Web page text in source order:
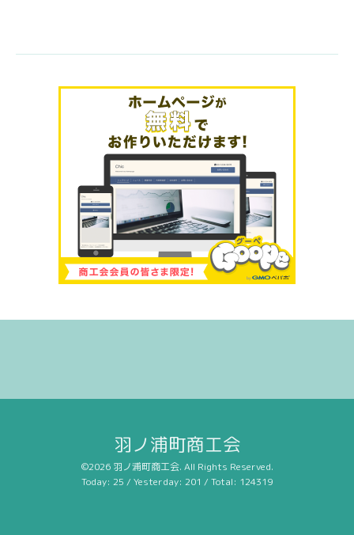
羽ノ浦町商工会
©2026 羽ノ浦町商工会. All Rights Reserved.
Today: 25 / Yesterday: 201 / Total: 124319